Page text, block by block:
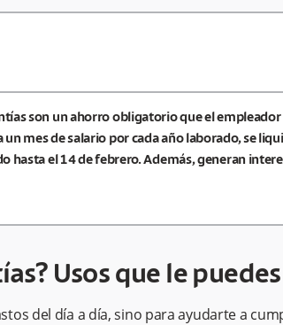
son un ahorro obligatorio que el
mes de salario por cada año laborado, se
hasta el 14 de febrero. Además, generan
Usos que le
del día a día, sino para ayudarte a